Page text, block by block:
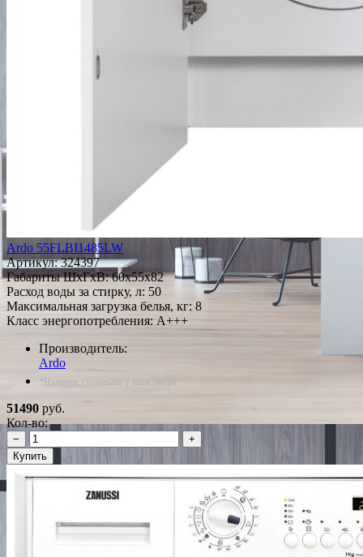
Ardo 55FLBI1485LW
Артикул:324397
Габариты ШxГxВ: 60x55x82
Расход воды за стирку, л: 50
Максимальная загрузка белья, кг: 8
Класс энергопотребления: A+++
Производитель:
Ardo
*Наличие уточняйте у менеджера
51490 руб.
Кол-во:
−
+
Купить